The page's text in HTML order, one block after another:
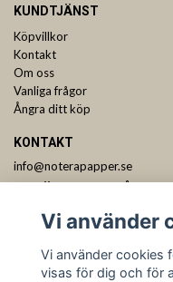
KUNDTJÄNST
Köpvillkor
Kontakt
Om oss
Vanliga frågor
Ångra ditt köp
KONTAKT
info@noterapapper.se
Vi använder
Vi använder cookies
visas för dig och för